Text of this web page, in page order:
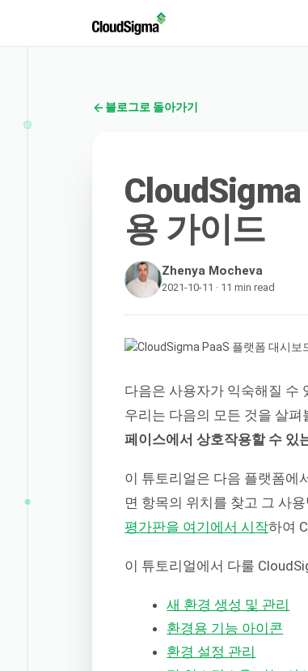
블로그로 돌아가기
용 가이드
Zhenya Mocheva
2021-10-11 · 11 min read
다음은 사용자가 익숙해질 수
우리는 다음의 모든 것을 살펴
페이스에서 상호작용할 수 있
이 튜토리얼은 다음 플랫폼에
면 항목의 위치를 찾고 그 사
평가판을 여기에서 시작하여
이 튜토리얼에서 다룰
새 환경 생성 및 관리
환경용 기능 아이콘
환경 설정 관리